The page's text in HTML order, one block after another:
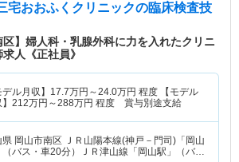
宅おおふくクリニックの臨床検査技
区】婦人科・乳腺外科に力を入れたクリニ
人《正社員》
デル月収】 17.7万円～24.0万円 程度 【モデル
212万円～288万円 程度 賞与別途支給
県 岡山市南区 ＪＲ山陽本線(神戸－門司)「岡山
（バス・車20分）ＪＲ津山線「岡山駅」（バ